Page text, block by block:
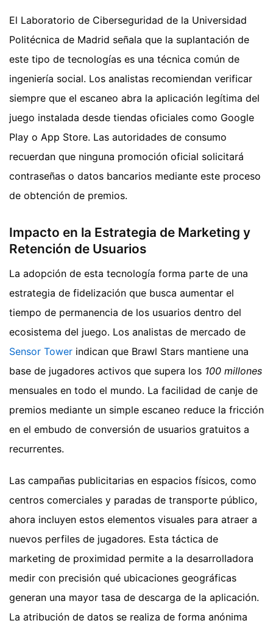
El Laboratorio de Ciberseguridad de la Universidad
Politécnica de Madrid señala que la suplantación de
este tipo de tecnologías es una técnica común de
ingeniería social. Los analistas recomiendan verificar
siempre que el escaneo abra la aplicación legítima del
juego instalada desde tiendas oficiales como Google
Play o App Store. Las autoridades de consumo
recuerdan que ninguna promoción oficial solicitará
contraseñas o datos bancarios mediante este proceso
de obtención de premios.
Impacto en la Estrategia de Marketing y
Retención de Usuarios
La adopción de esta tecnología forma parte de una
estrategia de fidelización que busca aumentar el
tiempo de permanencia de los usuarios dentro del
ecosistema del juego. Los analistas de mercado de
Sensor Tower indican que Brawl Stars mantiene una
base de jugadores activos que supera los 100 millones
mensuales en todo el mundo. La facilidad de canje de
premios mediante un simple escaneo reduce la fricción
en el embudo de conversión de usuarios gratuitos a
recurrentes.
Las campañas publicitarias en espacios físicos, como
centros comerciales y paradas de transporte público,
ahora incluyen estos elementos visuales para atraer a
nuevos perfiles de jugadores. Esta táctica de
marketing de proximidad permite a la desarrolladora
medir con precisión qué ubicaciones geográficas
generan una mayor tasa de descarga de la aplicación.
La atribución de datos se realiza de forma anónima